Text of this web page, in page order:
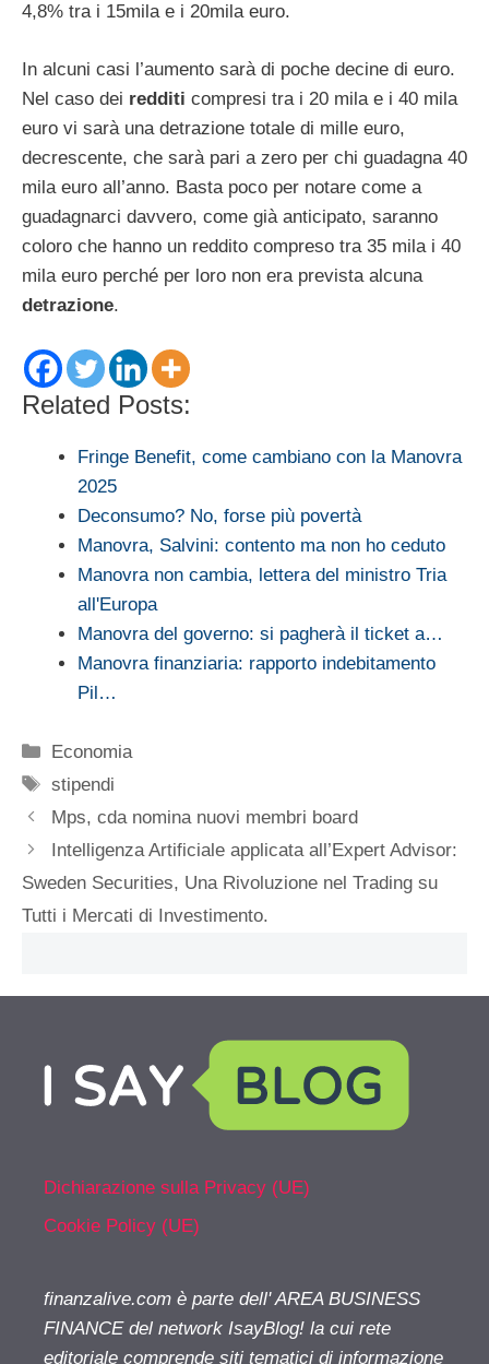
4,8% tra i 15mila e i 20mila euro.
In alcuni casi l’aumento sarà di poche decine di euro.
Nel caso dei redditi compresi tra i 20 mila e i 40 mila
euro vi sarà una detrazione totale di mille euro,
decrescente, che sarà pari a zero per chi guadagna 40
mila euro all’anno. Basta poco per notare come a
guadagnarci davvero, come già anticipato, saranno
coloro che hanno un reddito compreso tra 35 mila i 40
mila euro perché per loro non era prevista alcuna
detrazione.
Related Posts:
Fringe Benefit, come cambiano con la Manovra
2025
Deconsumo? No, forse più povertà
Manovra, Salvini: contento ma non ho ceduto
Manovra non cambia, lettera del ministro Tria
all'Europa
Manovra del governo: si pagherà il ticket a…
Manovra finanziaria: rapporto indebitamento
Pil…
Categorie
Economia
Tag
stipendi
Mps, cda nomina nuovi membri board
Intelligenza Artificiale applicata all’Expert Advisor:
Sweden Securities, Una Rivoluzione nel Trading su
Tutti i Mercati di Investimento.
Dichiarazione sulla Privacy (UE)
Cookie Policy (UE)
finanzalive.com è parte dell' AREA BUSINESS
FINANCE del network IsayBlog! la cui rete
editoriale comprende siti tematici di informazione